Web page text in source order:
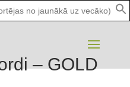
– GOLD